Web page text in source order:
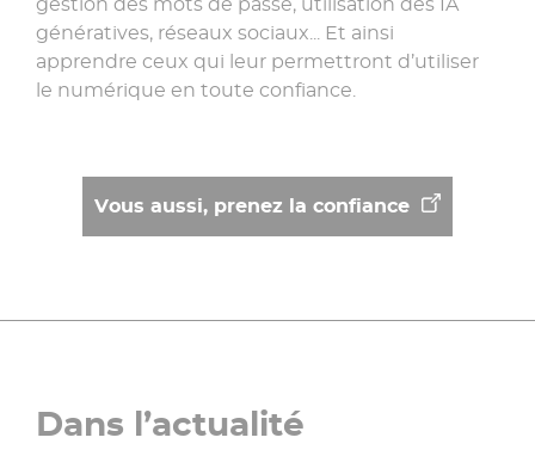
génératives, réseaux sociaux... Et ainsi
apprendre ceux qui leur permettront d’utiliser
le numérique en toute confiance.
Vous aussi, prenez la confiance
Dans l’actualité